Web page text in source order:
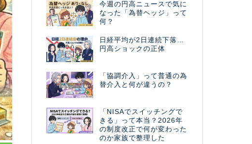
今週の円高ニュースで気に
なった「為替ヘッジ」って
何？
日経平均が2日連続下落…
円高ショックの正体
「協調介入」って普通の為
替介入と何が違うの？
「NISAでスイッチングで
きる」って本当？2026年
の制度改正で何が変わった
のか家族で整理した